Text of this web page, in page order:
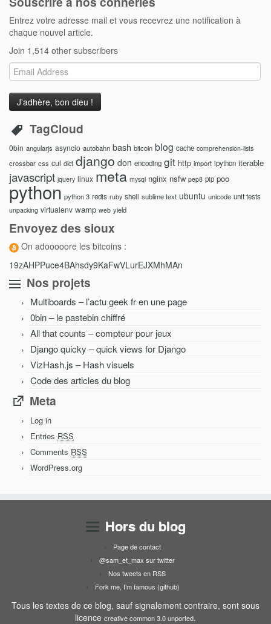
Entrez votre adresse mail et vous recevrez une notification à
chaque nouvel article.
Join 1,514 other subscribers
Email
Address
TagCloud
0bin angularjs asyncio autobahn bash bitcoin blog cache comprehension-lists
crossbar css cul dict django don encoding git http import ipython iterable
javascript jquery linux meta mysql nginx nsfw pep8 pip poo
python python 3 redis ruby shell sublime text ubuntu unicode unit tests
unpacking virtualenv wamp web yield
Envoyez des sioux
On adooooore les bitcoins :
19zAHPPuce4BAhsdy9KaFwVLurEJXMhMAn
Nos projets
Multiboards – l’actu geek fr en une page
0bin – le pastebin chiffré
All that counts – compteur pour jeux
Django quicky – quick views for Django
VizHash.js – Hash visuels
Code des articles du blog
Meta
Log in
Entries RSS
Comments RSS
WordPress.org
Hors du blog
Page de contact
@sam_et_max sur twitter
Nos tweets en RSS
Fork me, I’m famous (github)
Tous les textes de ce blog, sauf signalement contraire, sont sous
licence creative common 3.0 unported.